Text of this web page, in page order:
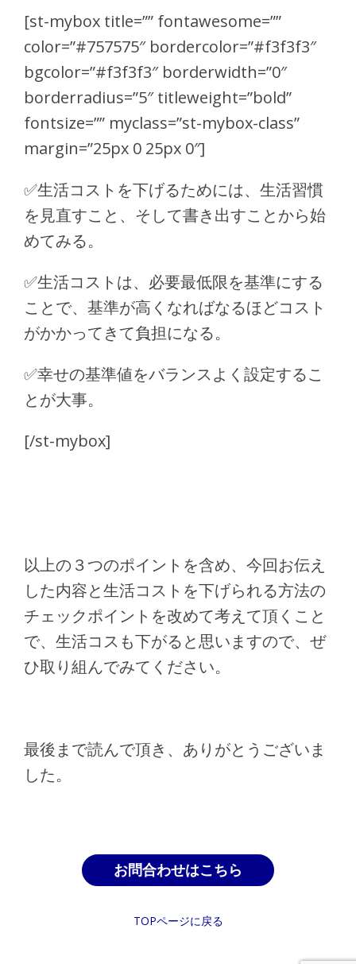
[st-mybox title=”” fontawesome=””
color=”#757575″ bordercolor=”#f3f3f3″
bgcolor=”#f3f3f3″ borderwidth=”0″
borderradius=”5″ titleweight=”bold”
fontsize=”” myclass=”st-mybox-class”
margin=”25px 0 25px 0″]
✅生活コストを下げるためには、生活習慣
を見直すこと、そして書き出すことから始
めてみる。
✅生活コストは、必要最低限を基準にする
ことで、基準が高くなればなるほどコスト
がかかってきて負担になる。
✅幸せの基準値をバランスよく設定するこ
とが大事。
[/st-mybox]
以上の３つのポイントを含め、今回お伝え
した内容と生活コストを下げられる方法の
チェックポイントを改めて考えて頂くこと
で、生活コスも下がると思いますので、ぜ
ひ取り組んでみてください。
最後まで読んで頂き、ありがとうございま
した。
お問合わせはこちら
TOPページに戻る